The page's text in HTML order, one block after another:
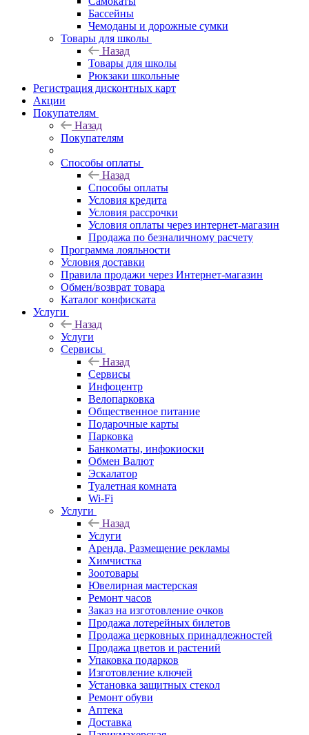
Бассейны
Чемоданы и дорожные сумки
Товары для школы
Назад
Товары для школы
Рюкзаки школьные
Регистрация дисконтных карт
Акции
Покупателям
Назад
Покупателям
Способы оплаты
Назад
Способы оплаты
Условия кредита
Условия рассрочки
Условия оплаты через интернет-магазин
Продажа по безналичному расчету
Программа лояльности
Условия доставки
Правила продажи через Интернет-магазин
Обмен/возврат товара
Каталог конфиската
Услуги
Назад
Услуги
Сервисы
Назад
Сервисы
Инфоцентр
Велопарковка
Общественное питание
Подарочные карты
Парковка
Банкоматы, инфокиоски
Обмен Валют
Эскалатор
Туалетная комната
Wi-Fi
Услуги
Назад
Услуги
Аренда, Размещение рекламы
Химчистка
Зоотовары
Ювелирная мастерская
Ремонт часов
Заказ на изготовление очков
Продажа лотерейных билетов
Продажа церковных принадлежностей
Продажа цветов и растений
Упаковка подарков
Изготовление ключей
Установка защитных стекол
Ремонт обуви
Аптека
Доставка